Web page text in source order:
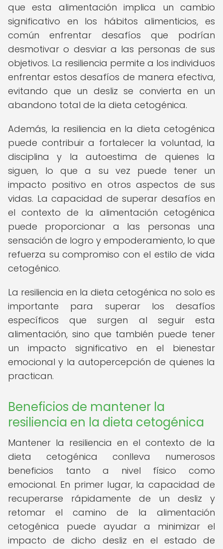
que esta alimentación implica un cambio
significativo en los hábitos alimenticios, es
común enfrentar desafíos que podrían
desmotivar o desviar a las personas de sus
objetivos. La resiliencia permite a los individuos
enfrentar estos desafíos de manera efectiva,
evitando que un desliz se convierta en un
abandono total de la dieta cetogénica.
Además, la resiliencia en la dieta cetogénica
puede contribuir a fortalecer la voluntad, la
disciplina y la autoestima de quienes la
siguen, lo que a su vez puede tener un
impacto positivo en otros aspectos de sus
vidas. La capacidad de superar desafíos en
el contexto de la alimentación cetogénica
puede proporcionar a las personas una
sensación de logro y empoderamiento, lo que
refuerza su compromiso con el estilo de vida
cetogénico.
La resiliencia en la dieta cetogénica no solo es
importante para superar los desafíos
específicos que surgen al seguir esta
alimentación, sino que también puede tener
un impacto significativo en el bienestar
emocional y la autopercepción de quienes la
practican.
Beneficios de mantener la
resiliencia en la dieta cetogénica
Mantener la resiliencia en el contexto de la
dieta cetogénica conlleva numerosos
beneficios tanto a nivel físico como
emocional. En primer lugar, la capacidad de
recuperarse rápidamente de un desliz y
retomar el camino de la alimentación
cetogénica puede ayudar a minimizar el
impacto de dicho desliz en el estado de